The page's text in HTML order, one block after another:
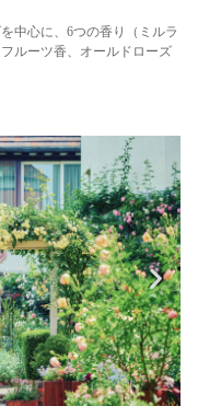
中心に、6つの香り（ミルラ
ルーツ香、オールドローズ